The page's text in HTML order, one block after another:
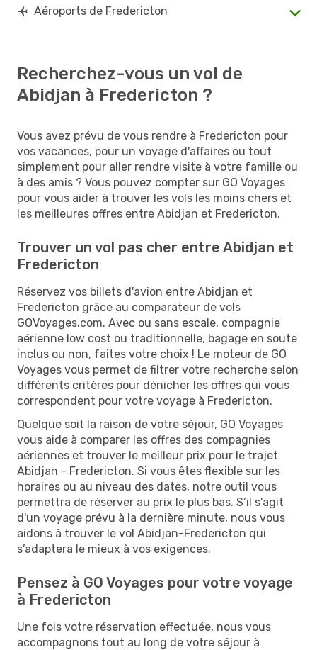
Aéroports de Fredericton
Recherchez-vous un vol de
Abidjan à Fredericton ?
Vous avez prévu de vous rendre à Fredericton pour
vos vacances, pour un voyage d'affaires ou tout
simplement pour aller rendre visite à votre famille ou
à des amis ? Vous pouvez compter sur GO Voyages
pour vous aider à trouver les vols les moins chers et
les meilleures offres entre Abidjan et Fredericton.
Trouver un vol pas cher entre Abidjan et
Fredericton
Réservez vos billets d'avion entre Abidjan et
Fredericton grâce au comparateur de vols
GOVoyages.com. Avec ou sans escale, compagnie
aérienne low cost ou traditionnelle, bagage en soute
inclus ou non, faites votre choix ! Le moteur de GO
Voyages vous permet de filtrer votre recherche selon
différents critères pour dénicher les offres qui vous
correspondent pour votre voyage à Fredericton.
Quelque soit la raison de votre séjour, GO Voyages
vous aide à comparer les offres des compagnies
aériennes et trouver le meilleur prix pour le trajet
Abidjan - Fredericton. Si vous êtes flexible sur les
horaires ou au niveau des dates, notre outil vous
permettra de réserver au prix le plus bas. S’il s'agit
d'un voyage prévu à la dernière minute, nous vous
aidons à trouver le vol Abidjan-Fredericton qui
s’adaptera le mieux à vos exigences.
Pensez à GO Voyages pour votre voyage
à Fredericton
Une fois votre réservation effectuée, nous vous
accompagnons tout au long de votre séjour à